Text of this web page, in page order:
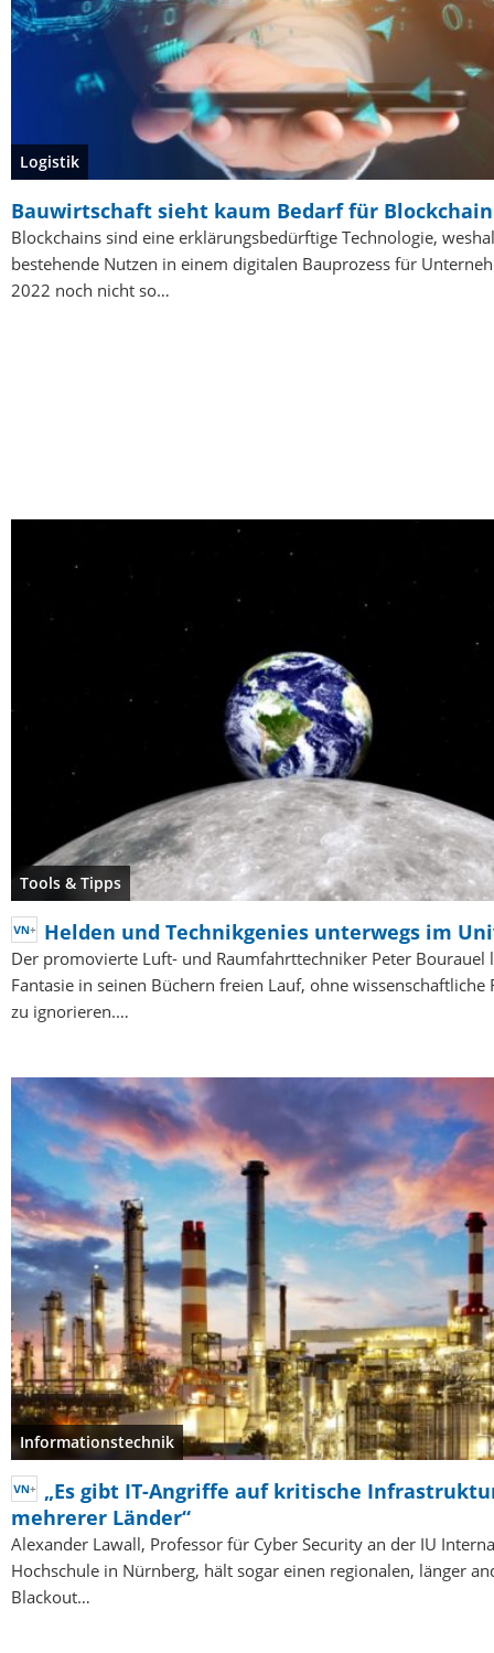
Logistik
Bauwirtschaft sieht kaum Bedarf für Blockchain
Blockchains sind eine erklärungsbedürftige Technologie,
bestehende Nutzen in einem digitalen Bauprozess für
2022 noch nicht so…
Tools & Tipps
Helden und Technikgenies unterwegs im
Der promovierte Luft- und Raumfahrttechniker Peter Bourauel
Fantasie in seinen Büchern freien Lauf, ohne wissenschaftliche
zu ignorieren.…
Informationstechnik
„Es gibt IT-Angriffe auf kritische
mehrerer Länder“
Alexander Lawall, Professor für Cyber Security an der IU
Hochschule in Nürnberg, hält sogar einen regionalen, länger
Blackout…